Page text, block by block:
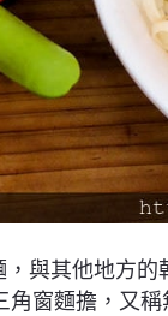
與其他地方
窗麵擔，又